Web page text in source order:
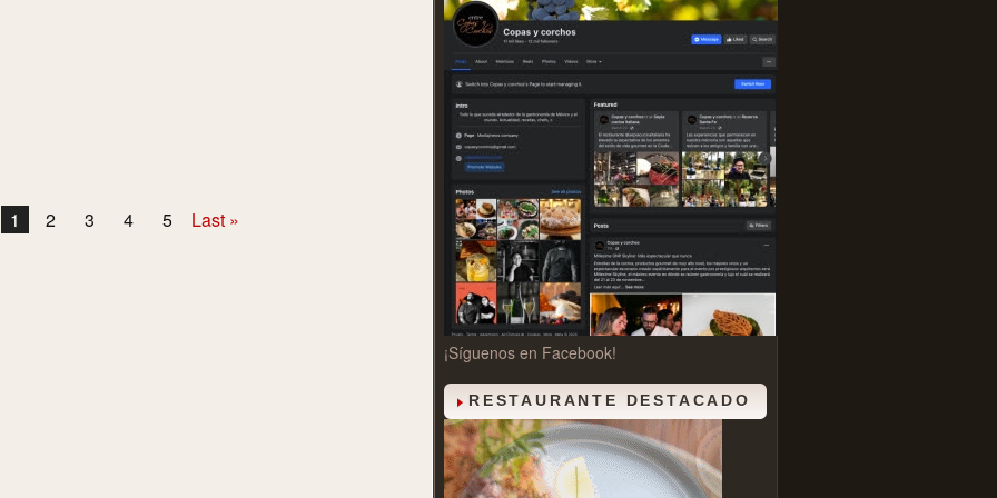
1 2 3 4 5 Last »
¡Síguenos en Facebook!
RESTAURANTE DESTACADO